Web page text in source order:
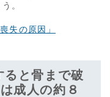
。
失の原因」
ると骨まで破
成人の約８